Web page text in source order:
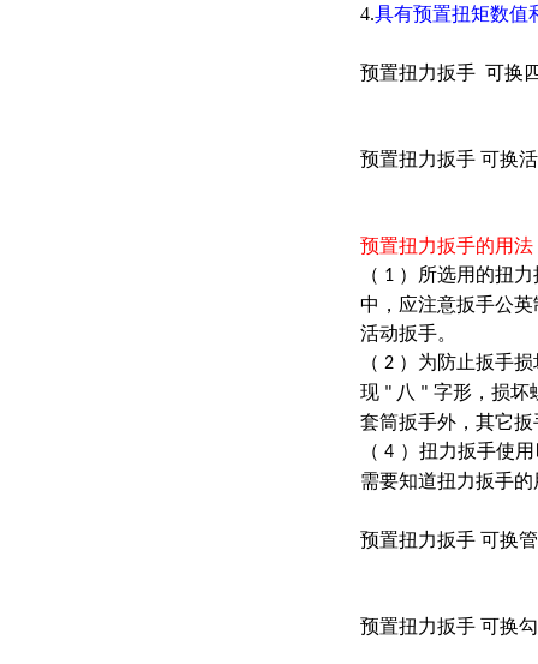
4.具有预置扭矩数值
预置扭力扳手 可换
预置扭力扳手 可换
预置扭力扳手的用法
（ 1 ）所选用的扭
中，应注意扳手公
活动扳手。
（ 2 ）为防止扳手
现 " 八 " 字形，损坏
套筒扳手外，其它
（4 ）扭力扳手使
需要知道扭力扳手的
预置扭力扳手 可换
预置扭力扳手 可换